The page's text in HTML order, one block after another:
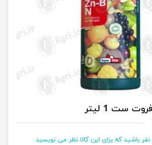
ست 1 لیتر
نفر باشید که برای این کالا نظر می نویسید